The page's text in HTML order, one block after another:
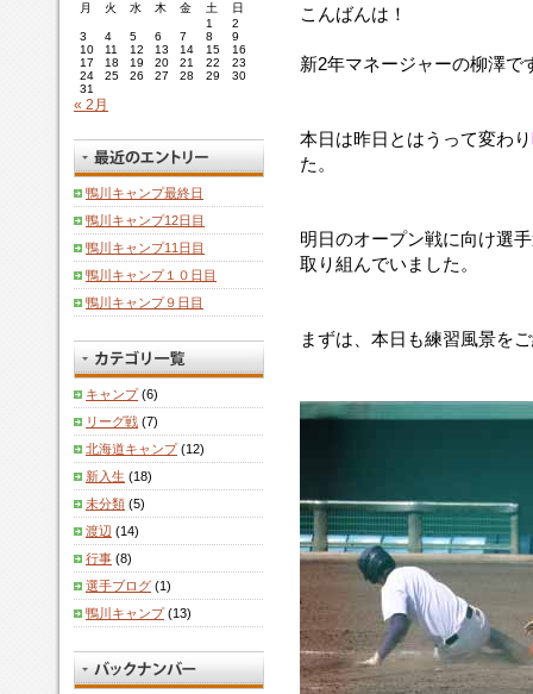
こんばんは！
新2年マネージャーの柳澤で
本日は昨日とはうって変わり
た。
明日のオープン戦に向け選
取り組んでいました。
まずは、本日も練習風景を
月
火 水 木 金 土
日
1
2
3
4 5 6 7 8
9
10
11 12 13 14 15
16
17
18 19 20 21 22
23
24
25 26 27 28 29
30
31
« 2月
鴨川キャンプ最終日
鴨川キャンプ12日目
鴨川キャンプ11日目
鴨川キャンプ１０日目
鴨川キャンプ９日目
キャンプ(6)
リーグ戦 (7)
北海道キャンプ(12)
新入生 (18)
未分類 (5)
渡辺 (14)
行事 (8)
選手ブログ (1)
鴨川キャンプ(13)